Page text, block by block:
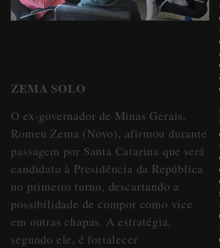
ZEMA SOLO
O ex-governador de Minas Gerais,
Romeu Zema (Novo), afirmou durante
passagem por Santa Catarina que será
candidato à Presidência da República
no primeiro turno, descartando a
possibilidade de compor como vice
em outras chapas. A estratégia,
segundo ele, é fortalecer